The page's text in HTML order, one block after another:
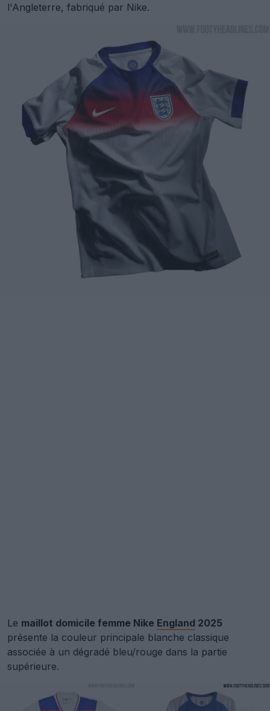
l'Angleterre, fabriqué par Nike.
Le maillot domicile femme Nike England 2025
présente la couleur principale blanche classique
associée à un dégradé bleu/rouge dans la partie
supérieure.